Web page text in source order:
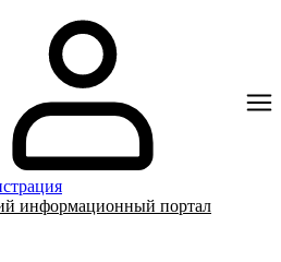
информационный портал